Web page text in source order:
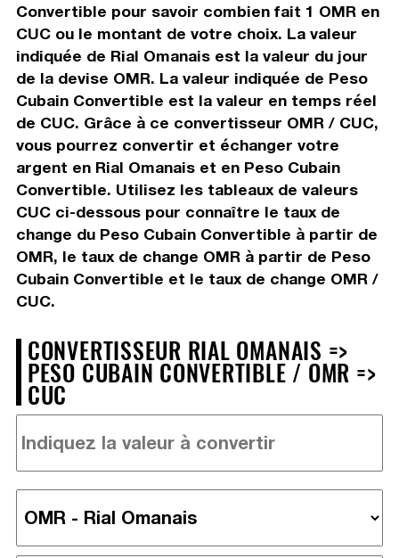
Convertible pour savoir combien fait 1 OMR en
CUC ou le montant de votre choix. La valeur
indiquée de Rial Omanais est la valeur du jour
de la devise OMR. La valeur indiquée de Peso
Cubain Convertible est la valeur en temps réel
de CUC. Grâce à ce convertisseur OMR / CUC,
vous pourrez convertir et échanger votre
argent en Rial Omanais et en Peso Cubain
Convertible. Utilisez les tableaux de valeurs
CUC ci-dessous pour connaître le taux de
change du Peso Cubain Convertible à partir de
OMR, le taux de change OMR à partir de Peso
Cubain Convertible et le taux de change OMR /
CUC.
CONVERTISSEUR RIAL OMANAIS =>
PESO CUBAIN CONVERTIBLE / OMR =>
CUC